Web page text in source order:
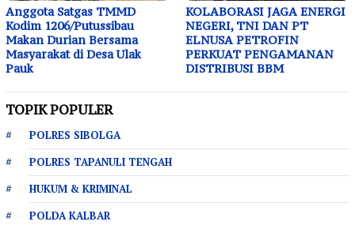
Anggota Satgas TMMD
Kodim 1206/Putussibau
Makan Durian Bersama
Masyarakat di Desa Ulak
Pauk
KOLABORASI JAGA ENERGI
NEGERI, TNI DAN PT
ELNUSA PETROFIN
PERKUAT PENGAMANAN
DISTRIBUSI BBM
TOPIK POPULER
POLRES SIBOLGA
POLRES TAPANULI TENGAH
HUKUM & KRIMINAL
POLDA KALBAR